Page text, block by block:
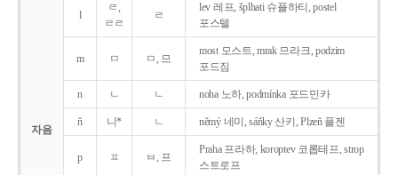
자음
l
ㄹ,
ㄹㄹ
ㄹ
lev 레프, šplhati 슈플하티, postel
포스텔
m ㅁ ㅁ, 므
most 모스트, mrak 므라크, podzim
포드짐
n ㄴ ㄴ noha 노하, podmínka 포드민카
ň 니* ㄴ němý 네미, sáňky 산키, Plzeň 플젠
p ㅍ ㅂ, 프
Praha 프라하, koroptev 코롭테프, strop
스트로프